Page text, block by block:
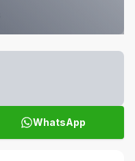
WhatsApp